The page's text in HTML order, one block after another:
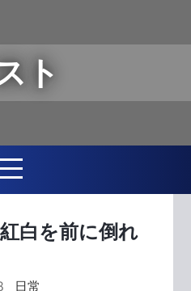
ト
白を前に倒れ
日常